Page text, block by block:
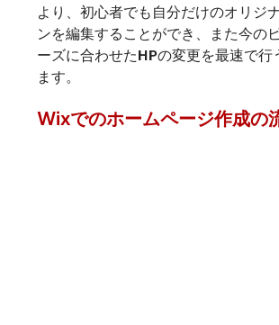
より、初心者でも自分だけのオリジ
ンを編集することができ、また今の
ーズに合わせたHPの変更を最速で行
ます。
Wixでのホームページ作成の